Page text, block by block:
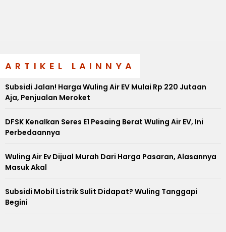
ARTIKEL LAINNYA
Subsidi Jalan! Harga Wuling Air EV Mulai Rp 220 Jutaan
Aja, Penjualan Meroket
DFSK Kenalkan Seres E1 Pesaing Berat Wuling Air EV, Ini
Perbedaannya
Wuling Air Ev Dijual Murah Dari Harga Pasaran, Alasannya
Masuk Akal
Subsidi Mobil Listrik Sulit Didapat? Wuling Tanggapi
Begini